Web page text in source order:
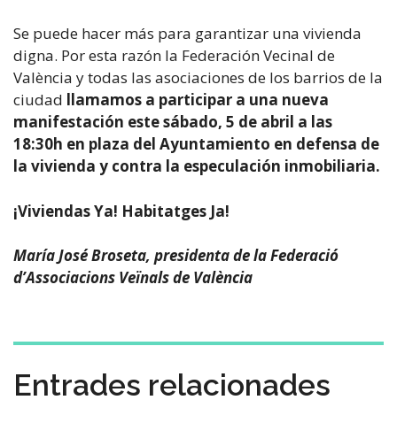
Se puede hacer más para garantizar una vivienda
digna. Por esta razón la Federación Vecinal de
València y todas las asociaciones de los barrios de la
ciudad llamamos a participar a una nueva
manifestación este sábado, 5 de abril a las
18:30h en plaza del Ayuntamiento en defensa de
la vivienda y contra la especulación inmobiliaria.
¡Viviendas Ya! Habitatges Ja!
María José Broseta, presidenta de la Federació
d’Associacions Veïnals de València
Entrades relacionades